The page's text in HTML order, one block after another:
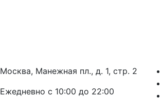
Москва, Манежная пл., д. 1, стр. 2
Ежедневно с 10:00 до 22:00